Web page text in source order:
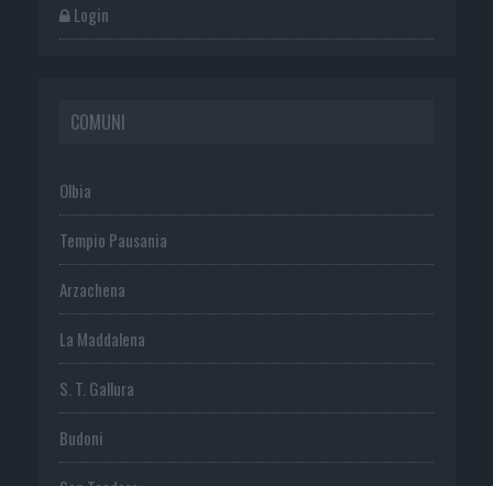
Login
COMUNI
Olbia
Tempio Pausania
Arzachena
La Maddalena
S. T. Gallura
Budoni